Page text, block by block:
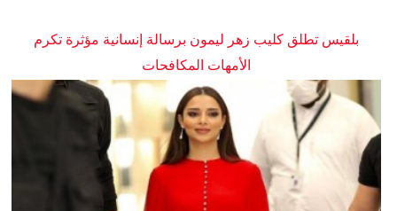
بلقيس تطلق كليب زهر ليمون برسالة إنسانية مؤثرة تكرم
الأمهات المكافحات